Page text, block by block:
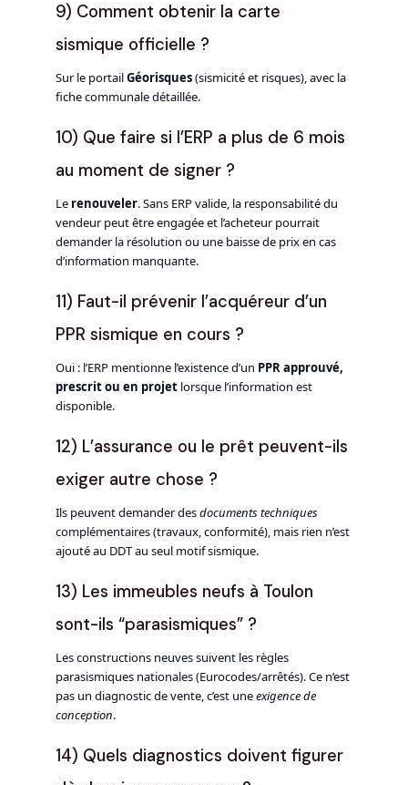
9) Comment obtenir la carte
sismique officielle ?
Sur le portailGéorisques(sismicité et risques), avec la
fiche communale détaillée.
10) Que faire si l’ERP a plus de 6 mois
au moment de signer ?
Le renouveler. Sans ERP valide, la responsabilité du
vendeur peut être engagée et l’acheteur pourrait
demander la résolution ou une baisse de prix en cas
d’information manquante.
11) Faut-il prévenir l’acquéreur d’un
PPR sismique en cours ?
Oui : l’ERP mentionne l’existence d’un PPR approuvé,
prescrit ou en projetlorsque l’information est
disponible.
12) L’assurance ou le prêt peuvent-ils
exiger autre chose ?
Ils peuvent demander desdocuments techniques
complémentaires (travaux, conformité), mais rien n’est
ajouté au DDT au seul motif sismique.
13) Les immeubles neufs à Toulon
sont-ils “parasismiques” ?
Les constructions neuves suivent les règles
parasismiques nationales (Eurocodes/arrêtés). Ce n’est
pas un diagnostic de vente, c’est uneexigence de
conception.
14) Quels diagnostics doivent figurer